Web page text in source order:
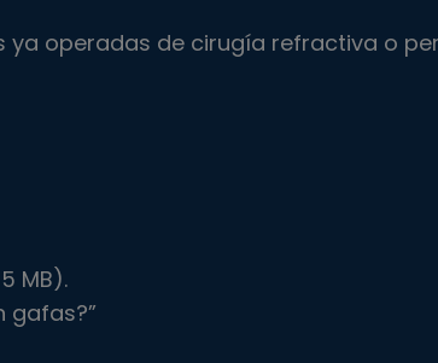
operadas de cirugía refractiva o
MB).
gafas?”